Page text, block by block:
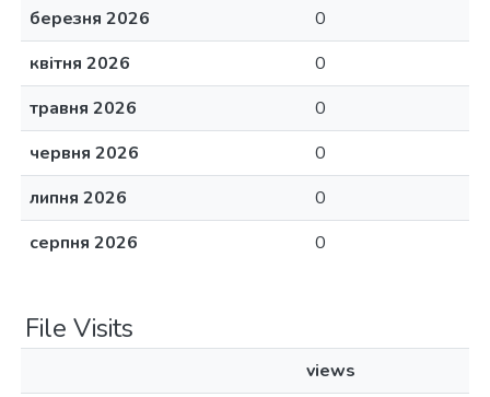
березня 2026
0
квітня 2026
0
травня 2026
0
червня 2026
0
липня 2026
0
серпня 2026
0
File Visits
views